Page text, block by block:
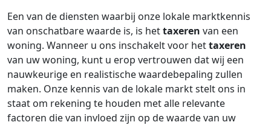
Een van de diensten waarbij onze lokale marktkennis
van onschatbare waarde is, is hettaxeren van een
woning. Wanneer u ons inschakelt voor hettaxeren
van uw woning, kunt u erop vertrouwen dat wij een
nauwkeurige en realistische waardebepaling zullen
maken. Onze kennis van de lokale markt stelt ons in
staat om rekening te houden met alle relevante
factoren die van invloed zijn op de waarde van uw